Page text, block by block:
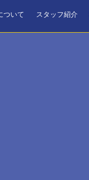
ついて スタッフ紹介